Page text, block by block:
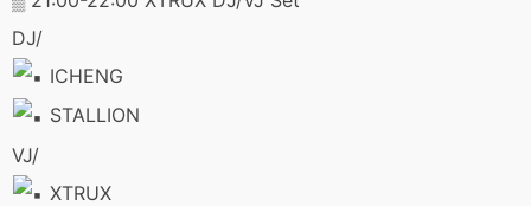
DJ/
ICHENG
STALLION
VJ/
XTRUX